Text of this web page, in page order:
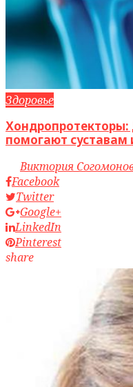
Здоровье
Хондропротекторы:
помогают суставам
byВиктория
Facebook
Twitter
Google+
LinkedIn
Pinterest
share